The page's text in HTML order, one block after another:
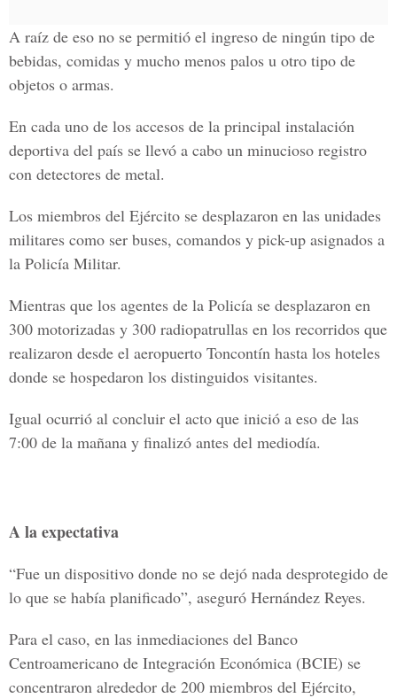
A raíz de eso no se permitió el ingreso de ningún tipo de
bebidas, comidas y mucho menos palos u otro tipo de
objetos o armas.
En cada uno de los accesos de la principal instalación
deportiva del país se llevó a cabo un minucioso registro
con detectores de metal.
Los miembros del Ejército se desplazaron en las unidades
militares como ser buses, comandos y pick-up asignados a
la Policía Militar.
Mientras que los agentes de la Policía se desplazaron en
300 motorizadas y 300 radiopatrullas en los recorridos que
realizaron desde el aeropuerto Toncontín hasta los hoteles
donde se hospedaron los distinguidos visitantes.
Igual ocurrió al concluir el acto que inició a eso de las
7:00 de la mañana y finalizó antes del mediodía.
A la expectativa
“Fue un dispositivo donde no se dejó nada desprotegido de
lo que se había planificado”, aseguró Hernández Reyes.
Para el caso, en las inmediaciones del Banco
Centroamericano de Integración Económica (BCIE) se
concentraron alrededor de 200 miembros del Ejército,